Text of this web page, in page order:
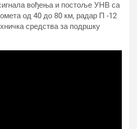
вођења и постоље УНВ са
од 40 до 80 км, радар П -12
средства за подршку